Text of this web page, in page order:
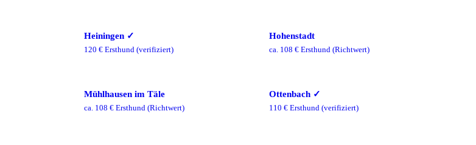
Heiningen ✓
120 € Ersthund (verifiziert)
Hohenstadt
ca. 108 € Ersthund (Richtwert)
Mühlhausen im Täle
ca. 108 € Ersthund (Richtwert)
Ottenbach ✓
110 € Ersthund (verifiziert)